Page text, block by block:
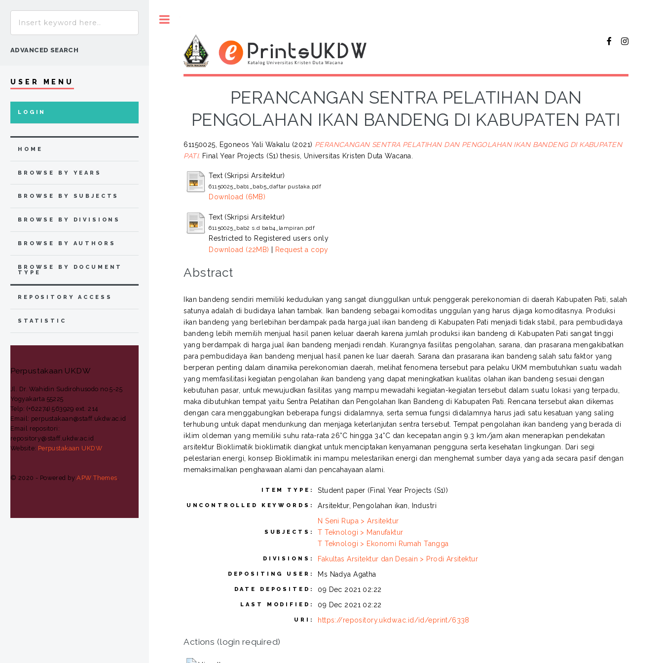
PERANCANGAN SENTRA PELATIHAN DAN
PENGOLAHAN IKAN BANDENG DI KABUPATEN PATI
61150025, Egoneos Yali Wakalu (2021) PERANCANGAN SENTRA PELATIHAN DAN PENGOLAHAN IKAN BANDENG DI KABUPATEN
PATI. Final Year Projects (S1) thesis, Universitas Kristen Duta Wacana.
Text (Skripsi Arsitektur)
61150025_bab1_bab5_daftar pustaka.pdf
Download (6MB)
Text (Skripsi Arsitektur)
61150025_bab2 s.d bab4_lampiran.pdf
Restricted to Registered users only
Download (22MB)
Request a copy
Abstract
Ikan bandeng sendiri memiliki kedudukan yang sangat diunggulkan untuk penggerak perekonomian di daerah Kabupaten Pati, salah
satunya adalah di budidaya lahan tambak. Ikan bandeng sebagai komoditas unggulan yang harus dijaga komoditasnya. Produksi
ikan bandeng yang berlebihan berdampak pada harga jual ikan bandeng di Kabupaten Pati menjadi tidak stabil, para pembudidaya
bandeng lebih memilih menjual hasil panen keluar daerah karena jumlah produksi ikan bandeng di Kabupaten Pati sangat tinggi
yang berdampak di harga jual ikan bandeng menjadi rendah. Kurangnya fasilitas pengolahan, sarana, dan prasarana mengakibatkan
para pembudidaya ikan bandeng menjual hasil panen ke luar daerah. Sarana dan prasarana ikan bandeng salah satu faktor yang
berperan penting dalam dinamika perekonomian daerah, melihat fenomena tersebut para pelaku UKM membutuhkan suatu wadah
yang memfasilitasi kegiatan pengolahan ikan bandeng yang dapat meningkatkan kualitas olahan ikan bandeng sesuai dengan
kebutuhan pasar, untuk mewujudkan fasilitas yang mampu mewadahi kegiatan-kegiatan tersebut dalam suatu lokasi yang terpadu,
maka dibutuhkan tempat yaitu Sentra Pelatihan dan Pengolahan Ikan Bandeng di Kabupaten Pati. Rencana tersebut akan dikemas
dengan cara menggabungkan beberapa fungsi didalamnya, serta semua fungsi didalamnya harus jadi satu kesatuan yang saling
terhubung untuk dapat mendunkung dan menjaga keterlanjutan sentra tersebut. Tempat pengolahan ikan bandeng yang berada di
iklim oldeman yang memiliki suhu rata-rata 26°C hingga 34°C dan kecepatan angin 9.3 km/jam akan menerapkan pendekatan
arsitektur Bioklimatik bioklimatik diangkat untuk menciptakan kenyamanan pengguna serta kesehatan lingkungan. Dari segi
pelestarian energi, konsep Bioklimatik ini mampu melestarikan energi dan menghemat sumber daya yang ada secara pasif dengan
memaksimalkan penghawaan alami dan pencahayaan alami.
ITEM TYPE: Student paper (Final Year Projects (S1))
UNCONTROLLED KEYWORDS: Arsitektur, Pengolahan ikan, Industri
SUBJECTS:
N Seni Rupa > Arsitektur
T Teknologi > Manufaktur
T Teknologi > Ekonomi Rumah Tangga
DIVISIONS: Fakultas Arsitektur dan Desain > Prodi Arsitektur
DEPOSITING USER: Ms Nadya Agatha
DATE DEPOSITED: 09 Dec 2021 02:22
LAST MODIFIED: 09 Dec 2021 02:22
URI: https://repository.ukdw.ac.id/id/eprint/6338
Actions (login required)
ADVANCED SEARCH
USER MENU
LOGIN
HOME
BROWSE BY YEARS
BROWSE BY SUBJECTS
BROWSE BY DIVISIONS
BROWSE BY AUTHORS
BROWSE BY DOCUMENT
TYPE
REPOSITORY ACCESS
STATISTIC
Perpustakaan UKDW
Jl. Dr. Wahidin Sudirohusodo no 5-25
Yogyakarta 55225
Telp: (+62274) 563929 ext. 214
Email: perpustakaan@staff.ukdw.ac.id
Email repositori:
repository@staff.ukdw.ac.id
Website: Perpustakaan UKDW
© 2020 - Powered byAPW Themes